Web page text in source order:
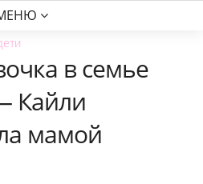
в семье
Кайли
мамой